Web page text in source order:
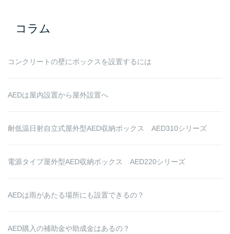
コラム
コンクリートの壁にボックスを設置するには
AEDは屋内設置から屋外設置へ
耐低温日射自立式屋外型AED収納ボックス AED310シリーズ
電源タイプ屋外型AED収納ボックス AED220シリーズ
AEDは雨があたる場所にも設置できるの？
AED購入の補助金や助成金はあるの？